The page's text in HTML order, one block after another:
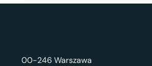
00-246 Warszawa